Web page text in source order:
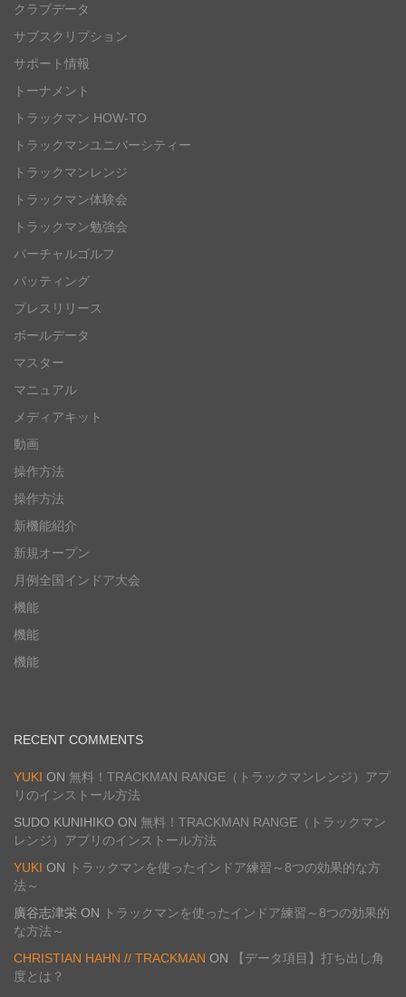
クラブデータ
サブスクリプション
サポート情報
トーナメント
トラックマン HOW-TO
トラックマンユニバーシティー
トラックマンレンジ
トラックマン体験会
トラックマン勉強会
バーチャルゴルフ
パッティング
プレスリリース
ボールデータ
マスター
マニュアル
メディアキット
動画
操作方法
操作方法
新機能紹介
新規オープン
月例全国インドア大会
機能
機能
機能
RECENT COMMENTS
YUKI ON 無料！TRACKMAN RANGE（トラックマンレンジ）アプ
リのインストール方法
SUDO KUNIHIKO ON 無料！TRACKMAN RANGE（トラックマン
レンジ）アプリのインストール方法
YUKI ON
トラックマンを使ったインドア練習～8つの効果的な方
法～
廣谷志津栄 ON
トラックマンを使ったインドア練習～8つの効果的
な方法～
CHRISTIAN HAHN // TRACKMAN ON
【データ項目】打ち出し角
度とは？